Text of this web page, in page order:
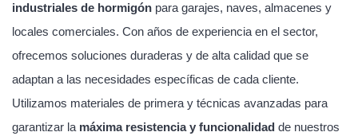
industriales de hormigón para garajes, naves, almacenes y
locales comerciales. Con años de experiencia en el sector,
ofrecemos soluciones duraderas y de alta calidad que se
adaptan a las necesidades específicas de cada cliente.
Utilizamos materiales de primera y técnicas avanzadas para
garantizar la máxima resistencia y funcionalidad de nuestros